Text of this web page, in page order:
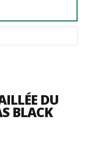
DU
BLACK